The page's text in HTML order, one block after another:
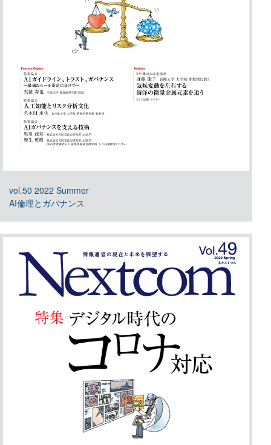
vol.50 2022 Summer
AI倫理とガバナンス